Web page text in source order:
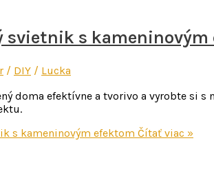
svietnik s kameninovým
/ DIY / Lucka
doma efektívne a tvorivo a vyrobte si
s kameninovým efektom Čítať viac »